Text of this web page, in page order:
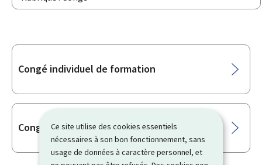
Ce site utilise des cookies essentiels
nécessaires à son bon fonctionnement, sans
usage de données à caractère personnel, et
Sous-
Congé individuel de formation
Congé linguistique